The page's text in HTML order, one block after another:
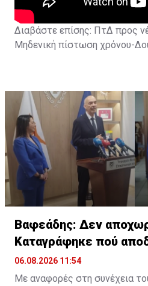
Διαβάστε επίσης: ΠτΔ προς
Μηδενική πίστωση χρόνου-
Βαφεάδης: Δεν
Καταγράφηκε πού
για Takata
06.08.2026 11:54
Με αναφορές στη συνέχεια